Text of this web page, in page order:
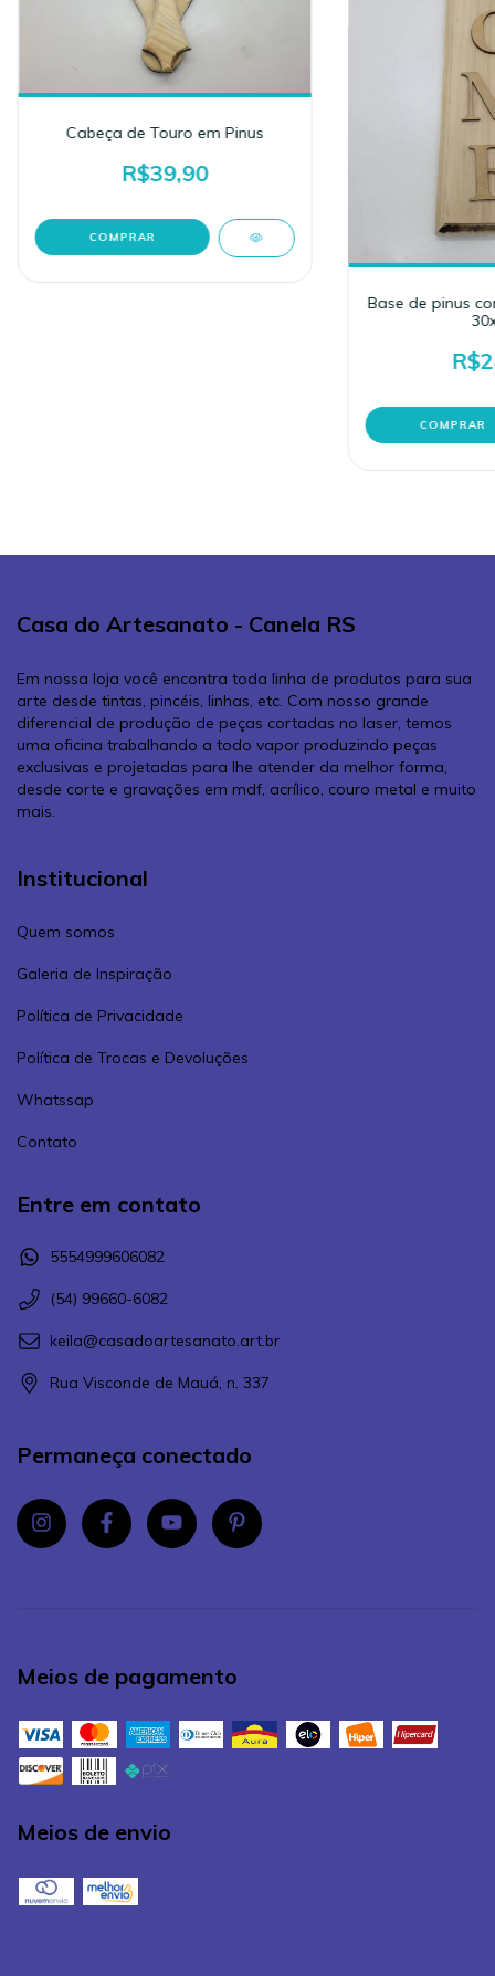
Cabeça de Touro em Pinus
R$39,90
Base de pinus
Casa do Artesanato - Canela RS
Em nossa loja você encontra toda linha de produtos para sua
arte desde tintas, pincéis, linhas, etc. Com nosso grande
diferencial de produção de peças cortadas no laser, temos
uma oficina trabalhando a todo vapor produzindo peças
exclusivas e projetadas para lhe atender da melhor forma,
desde corte e gravações em mdf, acrílico, couro metal e muito
mais.
Institucional
Quem somos
Galeria de Inspiração
Política de Privacidade
Política de Trocas e Devoluções
Whatssap
Contato
Entre em contato
5554999606082
(54) 99660-6082
keila@casadoartesanato.art.br
Rua Visconde de Mauá, n. 337
Permaneça conectado
Meios de pagamento
Meios de envio